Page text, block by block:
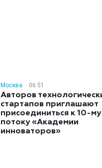
Москва 06:51
Авторов
стартапов приглашают
присоединиться к 10-му
потоку «Академии
инноваторов»